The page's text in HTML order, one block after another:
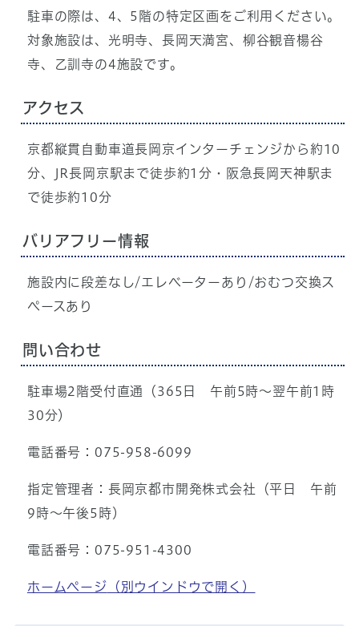
駐車の際は、4、5階の特定区画をご利用ください。
対象施設は、光明寺、長岡天満宮、柳谷観音楊谷
寺、乙訓寺の4施設です。
アクセス
京都縦貫自動車道長岡京インターチェンジから約10
分、JR長岡京駅まで徒歩約1分・阪急長岡天神駅ま
で徒歩約10分
バリアフリー情報
施設内に段差なし/エレベーターあり/おむつ交換ス
ペースあり
問い合わせ
駐車場2階受付直通（365日 午前5時～翌午前1時
30分）
電話番号：075-958-6099
指定管理者：長岡京都市開発株式会社（平日 午前
9時～午後5時）
電話番号：075-951-4300
ホームページ （別ウインドウで開く）